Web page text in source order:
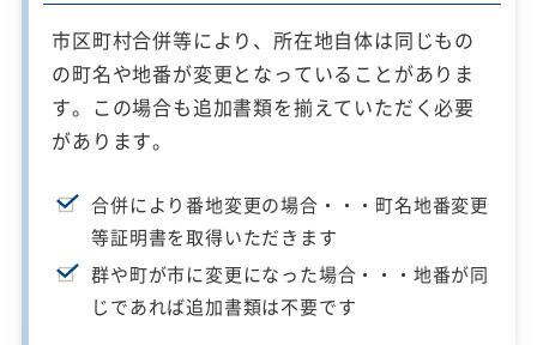
市区町村合併等により、所在地自体は同じもの
の町名や地番が変更となっていることがありま
す。この場合も追加書類を揃えていただく必要
があります。
合併により番地変更の場合・・・町名地番変更
等証明書を取得いただきます
群や町が市に変更になった場合・・・地番が同
じであれば追加書類は不要です